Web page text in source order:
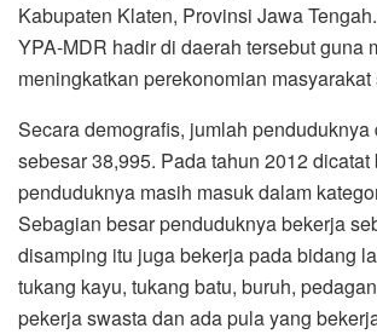
Kabupaten Klaten, Provinsi Jawa
YPA-MDR hadir di daerah tersebut guna
meningkatkan perekonomian masyarakat
Secara demografis, jumlah penduduknya
sebesar 38,995. Pada tahun 2012
penduduknya masih masuk dalam
Sebagian besar penduduknya bekerja
disamping itu juga bekerja pada bidang
tukang kayu, tukang batu, buruh,
pekerja swasta dan ada pula yang